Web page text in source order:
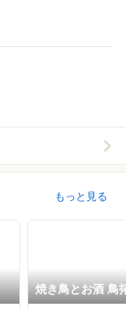
もっと見る
焼き鳥とお酒 鳥